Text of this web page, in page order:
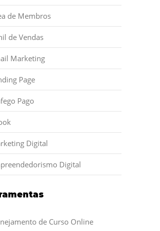
de Membros
de Vendas
Marketing
Page
Pago
Digital
Digital
de Curso Online